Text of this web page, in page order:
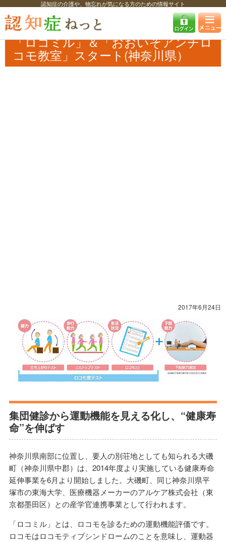
認知症の介護や、物忘れが気になる方のための情報サイト
認知症ねっと 認知症最新ニュース 予防・改善
「ロコミル」＆「おお
いそアンチロコモ教室」スタート(神奈川県）
「ロコミル」＆「おおいそアンチロ
コモ教室」スタート(神奈川県）
2017年6月24日
集団健診から運動機能を見える化し、“健康寿
命”を伸ばす
神奈川県南部に位置し、要人の別荘地としても知られる大磯
町（神奈川県中郡）は、2014年度より実施している健康寿命
延伸事業を6月より開始しました。大磯町、同じ神奈川県平
塚市の東海大学、医療機器メーカーのアルケア株式会社（東
京都墨田区）との産学官連携事業として行われます。
「ロコミル」とは、ロコモを診るための運動機能評価です。
ロコモはロコモティブシンドロームのことを意味し、運動器